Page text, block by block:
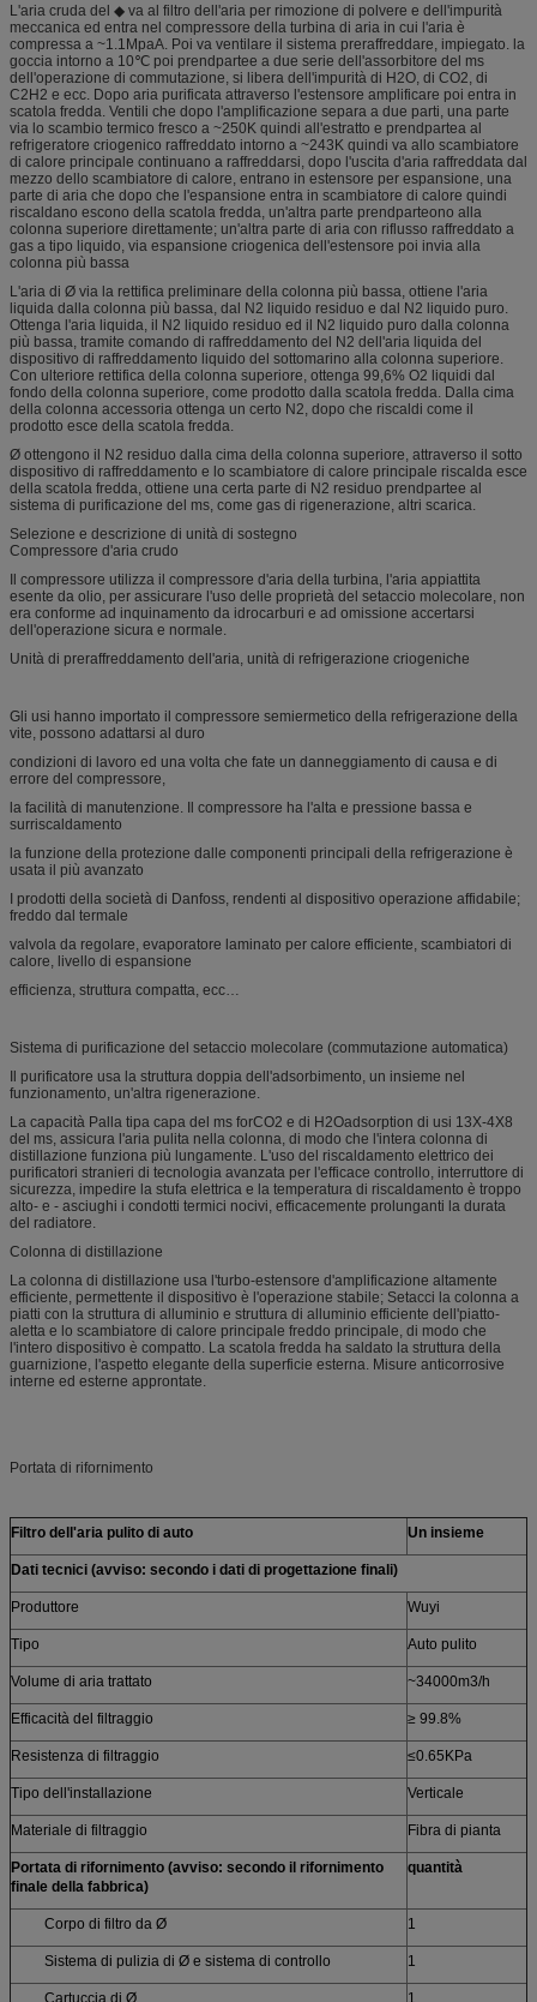
L'aria cruda del ◆ va al filtro dell'aria per rimozione di polvere e dell'impurità
meccanica ed entra nel compressore della turbina di aria in cui l'aria è
compressa a ~1.1MpaA. Poi va ventilare il sistema preraffreddare, impiegato. la
goccia intorno a 10℃ poi prendpartee a due serie dell'assorbitore del ms
dell'operazione di commutazione, si libera dell'impurità di H2O, di CO2, di
C2H2 e ecc. Dopo aria purificata attraverso l'estensore amplificare poi entra in
scatola fredda. Ventili che dopo l'amplificazione separa a due parti, una parte
via lo scambio termico fresco a ~250K quindi all'estratto e prendpartea al
refrigeratore criogenico raffreddato intorno a ~243K quindi va allo scambiatore
di calore principale continuano a raffreddarsi, dopo l'uscita d'aria raffreddata dal
mezzo dello scambiatore di calore, entrano in estensore per espansione, una
parte di aria che dopo che l'espansione entra in scambiatore di calore quindi
riscaldano escono della scatola fredda, un'altra parte prendparteono alla
colonna superiore direttamente; un'altra parte di aria con riflusso raffreddato a
gas a tipo liquido, via espansione criogenica dell'estensore poi invia alla
colonna più bassa
L'aria di Ø via la rettifica preliminare della colonna più bassa, ottiene l'aria
liquida dalla colonna più bassa, dal N2 liquido residuo e dal N2 liquido puro.
Ottenga l'aria liquida, il N2 liquido residuo ed il N2 liquido puro dalla colonna
più bassa, tramite comando di raffreddamento del N2 dell'aria liquida del
dispositivo di raffreddamento liquido del sottomarino alla colonna superiore.
Con ulteriore rettifica della colonna superiore, ottenga 99,6% O2 liquidi dal
fondo della colonna superiore, come prodotto dalla scatola fredda. Dalla cima
della colonna accessoria ottenga un certo N2, dopo che riscaldi come il
prodotto esce della scatola fredda.
Ø ottengono il N2 residuo dalla cima della colonna superiore, attraverso il sotto
dispositivo di raffreddamento e lo scambiatore di calore principale riscalda esce
della scatola fredda, ottiene una certa parte di N2 residuo prendpartee al
sistema di purificazione del ms, come gas di rigenerazione, altri scarica.
Selezione e descrizione di unità di sostegno
Compressore d'aria crudo
Il compressore utilizza il compressore d'aria della turbina, l'aria appiattita
esente da olio, per assicurare l'uso delle proprietà del setaccio molecolare, non
era conforme ad inquinamento da idrocarburi e ad omissione accertarsi
dell'operazione sicura e normale.
Unità di preraffreddamento dell'aria, unità di refrigerazione criogeniche
Gli usi hanno importato il compressore semiermetico della refrigerazione della
vite, possono adattarsi al duro
condizioni di lavoro ed una volta che fate un danneggiamento di causa e di
errore del compressore,
la facilità di manutenzione. Il compressore ha l'alta e pressione bassa e
surriscaldamento
la funzione della protezione dalle componenti principali della refrigerazione è
usata il più avanzato
I prodotti della società di Danfoss, rendenti al dispositivo operazione affidabile;
freddo dal termale
valvola da regolare, evaporatore laminato per calore efficiente, scambiatori di
calore, livello di espansione
efficienza, struttura compatta, ecc…
Sistema di purificazione del setaccio molecolare (commutazione automatica)
Il purificatore usa la struttura doppia dell'adsorbimento, un insieme nel
funzionamento, un'altra rigenerazione.
La capacità Palla tipa capa del ms forCO2 e di H2Oadsorption di usi 13X-4X8
del ms, assicura l'aria pulita nella colonna, di modo che l'intera colonna di
distillazione funziona più lungamente. L'uso del riscaldamento elettrico dei
purificatori stranieri di tecnologia avanzata per l'efficace controllo, interruttore di
sicurezza, impedire la stufa elettrica e la temperatura di riscaldamento è troppo
alto- e - asciughi i condotti termici nocivi, efficacemente prolunganti la durata
del radiatore.
Colonna di distillazione
La colonna di distillazione usa l'turbo-estensore d'amplificazione altamente
efficiente, permettente il dispositivo è l'operazione stabile; Setacci la colonna a
piatti con la struttura di alluminio e struttura di alluminio efficiente dell'piatto-
aletta e lo scambiatore di calore principale freddo principale, di modo che
l'intero dispositivo è compatto. La scatola fredda ha saldato la struttura della
guarnizione, l'aspetto elegante della superficie esterna. Misure anticorrosive
interne ed esterne approntate.
Portata di rifornimento
Filtro dell'aria pulito di auto Un insieme
Dati tecnici (avviso: secondo i dati di progettazione finali)
Produttore Wuyi
Tipo Auto pulito
Volume di aria trattato ~34000m3/h
Efficacità del filtraggio ≥ 99.8%
Resistenza di filtraggio ≤0.65KPa
Tipo dell'installazione Verticale
Materiale di filtraggio Fibra di pianta
Portata di rifornimento (avviso: secondo il rifornimento
finale della fabbrica)
quantità
Corpo di filtro da Ø 1
Sistema di pulizia di Ø e sistema di controllo 1
Cartuccia di Ø 1